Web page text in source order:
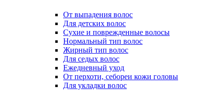
От выпадения волос
Для детских волос
Сухие и поврежденные волосы
Нормальный тип волос
Жирный тип волос
Для седых волос
Ежедневный уход
От перхоти, себореи кожи головы
Для укладки волос